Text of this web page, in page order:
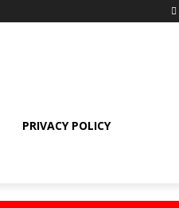
PRIVACY POLICY